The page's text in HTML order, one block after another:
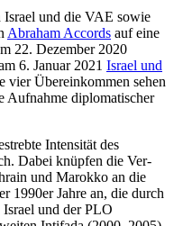
Israel und die VAE sowie
Abraham Accords auf eine
22. De­zember 2020
6. Januar 2021 Israel und
vier Übereinkommen sehen
Aufnahme diplomatischer
Intensität des
Dabei knüpfen die Ver­
und Marokko an die
1990er Jahre an, die durch
Israel und der PLO